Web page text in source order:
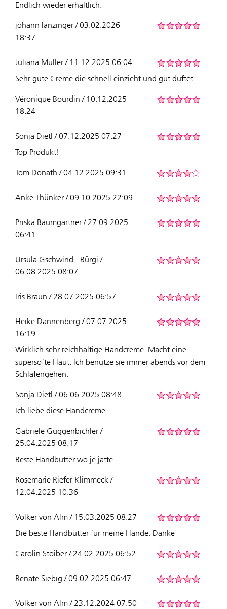
Endlich wieder erhältlich.
johann lanzinger / 03.02.2026
18:37
Juliana Müller / 11.12.2025 06:04
Sehr gute Creme die schnell einzieht und gut duftet
Véronique Bourdin / 10.12.2025
18:24
Sonja Dietl / 07.12.2025 07:27
Top Produkt!
Tom Donath / 04.12.2025 09:31
Anke Thünker / 09.10.2025 22:09
Priska Baumgartner / 27.09.2025
06:41
Ursula Gschwind - Bürgi /
06.08.2025 08:07
Iris Braun / 28.07.2025 06:57
Heike Dannenberg / 07.07.2025
16:19
Wirklich sehr reichhaltige Handcreme. Macht eine
supersofte Haut. Ich benutze sie immer abends vor dem
Schlafengehen.
Sonja Dietl / 06.06.2025 08:48
Ich liebe diese Handcreme
Gabriele Guggenbichler /
25.04.2025 08:17
Beste Handbutter wo je jatte
Rosemarie Riefer-Klimmeck /
12.04.2025 10:36
Volker von Alm / 15.03.2025 08:27
Die beste Handbutter für meine Hände. Danke
Carolin Stoiber / 24.02.2025 06:52
Renate Siebig / 09.02.2025 06:47
Volker von Alm / 23.12.2024 07:50